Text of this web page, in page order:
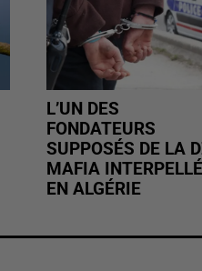
L’UN DES
FONDATEURS
SUPPOSÉS DE LA
MAFIA INTERPELLÉ
EN ALGÉRIE